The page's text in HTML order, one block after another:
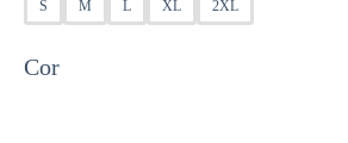
through
S M L XL 2XL
Cor